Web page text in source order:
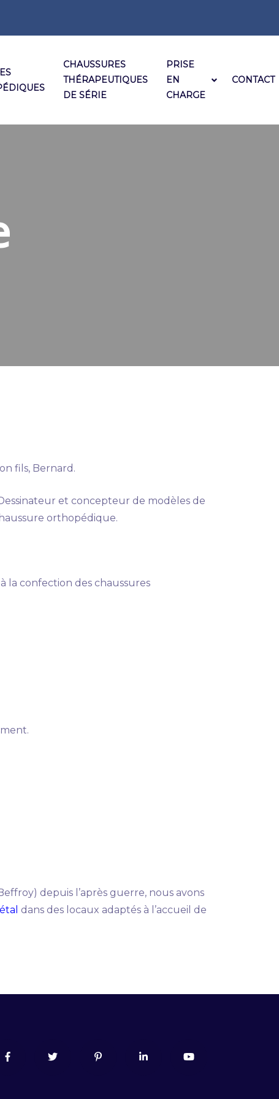
CHAUSSURES
THÉRAPEUTIQUES
DE SÉRIE
PRISE
EN
CHARGE
CONTACT
fils, Bernard.
et concepteur de modèles de
orthopédique.
la confection des chaussures
depuis l’après guerre, nous avons
dans des locaux adaptés à l’accueil de